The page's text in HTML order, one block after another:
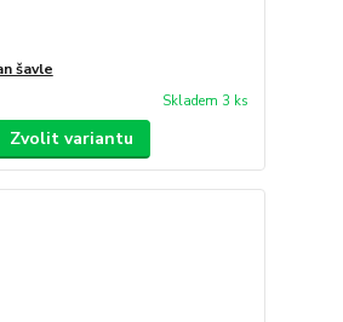
šavle
Skladem 3 ks
Zvolit variantu